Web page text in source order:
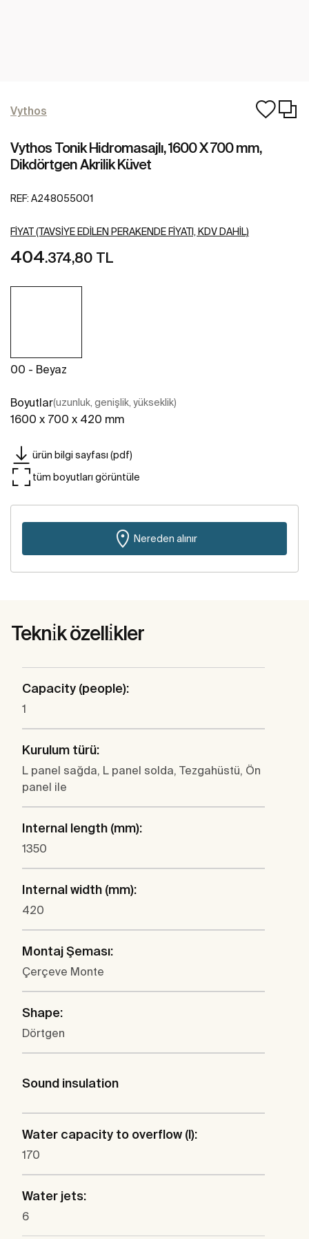
Vythos
Vythos Tonik Hidromasajlı, 1600 X 700 mm,
Dikdörtgen Akrilik Küvet
REF: A248055001
FIYAT (TAVSIYE EDILEN PERAKENDE FIYATI, KDV DAHIL)
404.374,80 TL
00 - Beyaz
Boyutlar(uzunluk, genişlik, yükseklik)
1600 x 700 x 420 mm
ürün bilgi sayfası (pdf)
tüm boyutları görüntüle
Nereden alınır
Tekni̇k özelli̇kler
Capacity (people):
1
Kurulum türü:
L panel sağda, L panel solda, Tezgahüstü, Ön
panel ile
Internal length (mm):
1350
Internal width (mm):
420
Montaj Şeması:
Çerçeve Monte
Shape:
Dörtgen
Sound insulation
Water capacity to overflow (l):
170
Water jets:
6